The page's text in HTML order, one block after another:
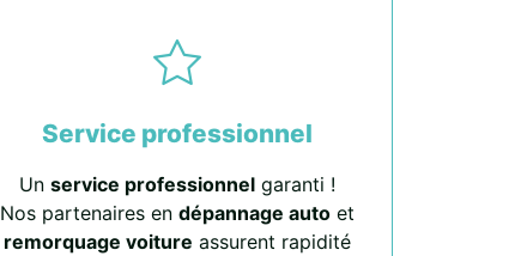
Service professionnel
Un service professionnel garanti !
Nos partenaires en dépannage auto et
remorquage voiture assurent rapidité